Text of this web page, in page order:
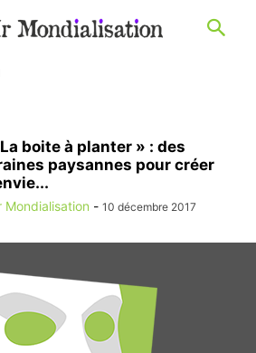
boite à planter » : des
paysannes pour créer
Mondialisation - 10 décembre 2017